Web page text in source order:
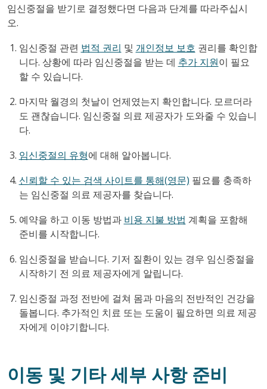
임신중절을 받기로 결정했다면 다음과 단계를 따라주십시
오.
임신중절 관련 법적 권리 및 개인정보 보호 권리를 확인합
니다. 상황에 따라 임신중절을 받는 데 추가 지원이 필요
할 수 있습니다.
마지막 월경의 첫날이 언제였는지 확인합니다. 모르더라
도 괜찮습니다. 임신중절 의료 제공자가 도와줄 수 있습니
다.
임신중절의 유형에 대해 알아봅니다.
신뢰할 수 있는 검색 사이트를 통해(영문) 필요를 충족하
는 임신중절 의료 제공자를 찾습니다.
예약을 하고 이동 방법과 비용 지불 방법 계획을 포함해
준비를 시작합니다.
임신중절을 받습니다. 기저 질환이 있는 경우 임신중절을
시작하기 전 의료 제공자에게 알립니다.
임신중절 과정 전반에 걸쳐 몸과 마음의 전반적인 건강을
돌봅니다. 추가적인 치료 또는 도움이 필요하면 의료 제공
자에게 이야기합니다.
이동 및 기타 세부 사항 준비